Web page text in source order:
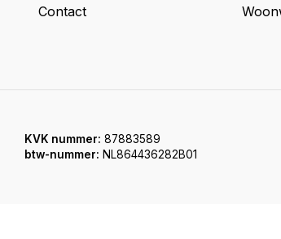
Contact
KVK nummer: 87883589
btw-nummer: NL864436282B01